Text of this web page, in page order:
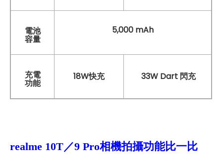
電池
容量
5,000 mAh
充電
功能
18W快充 33W Dart 閃充
realme 10T／9 Pro相機拍攝功能比一比